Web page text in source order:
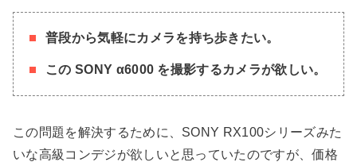
普段から気軽にカメラを持ち歩きたい。
この SONY α6000 を撮影するカメラが欲しい。
この問題を解決するために、SONY RX100シリーズみた
いな高級コンデジが欲しいと思っていたのですが、価格